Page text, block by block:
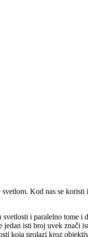
Kod nas se koristi
i paralelno tome i
isti broj uvek znači
koja prolazi kroz